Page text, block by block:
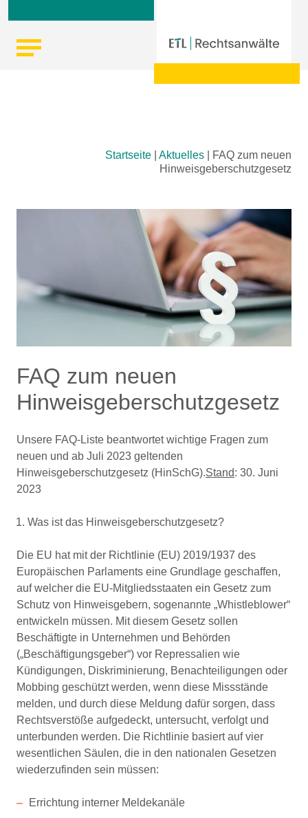
Startseite Aktuelles
FAQ zum neuen
Hinweisgeberschutzgesetz
FAQ zum neuen
Hinweisgeberschutzgesetz
Unsere FAQ-Liste beantwortet wichtige Fragen zum
neuen und ab Juli 2023 geltenden
Hinweisgeberschutzgesetz (HinSchG).Stand: 30. Juni
2023
Was ist das Hinweisgeberschutzgesetz?
Die EU hat mit der Richtlinie (EU) 2019/1937 des
Europäischen Parlaments eine Grundlage geschaffen,
auf welcher die EU-Mitgliedsstaaten ein Gesetz zum
Schutz von Hinweisgebern, sogenannte „Whistleblower“
entwickeln müssen. Mit diesem Gesetz sollen
Beschäftigte in Unternehmen und Behörden
(„Beschäftigungsgeber“) vor Repressalien wie
Kündigungen, Diskriminierung, Benachteiligungen oder
Mobbing geschützt werden, wenn diese Missstände
melden, und durch diese Meldung dafür sorgen, dass
Rechtsverstöße aufgedeckt, untersucht, verfolgt und
unterbunden werden. Die Richtlinie basiert auf vier
wesentlichen Säulen, die in den nationalen Gesetzen
wiederzufinden sein müssen:
Errichtung interner Meldekanäle